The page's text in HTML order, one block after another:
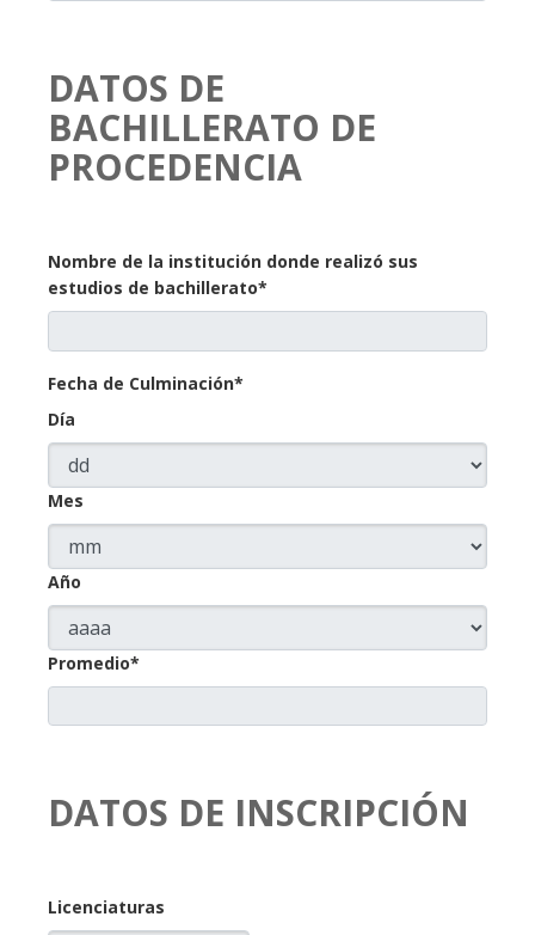
DATOS DE
BACHILLERATO DE
PROCEDENCIA
Nombre de la institución donde realizó sus
estudios de bachillerato*
Fecha de Culminación*
Día
Mes
Año
Promedio*
DATOS DE INSCRIPCIÓN
Licenciaturas